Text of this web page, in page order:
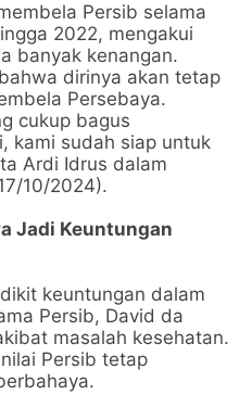
Persib selama
2022, mengakui
banyak kenangan.
dirinya akan tetap
Persebaya.
cukup bagus
kami sudah siap untuk
Ardi Idrus dalam
10/2024).
Jadi Keuntungan
keuntungan dalam
Persib, David da
masalah kesehatan.
Persib tetap